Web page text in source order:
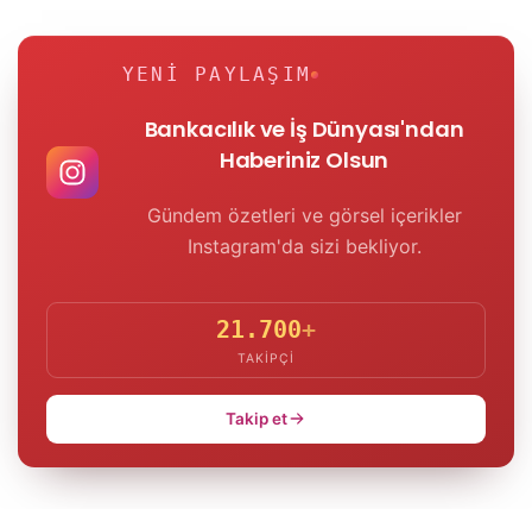
YENI PAYLAŞIM
Bankacılık ve İş Dünyası'ndan
Haberiniz Olsun
Gündem özetleri ve görsel içerikler
Instagram'da sizi bekliyor.
21.700+
TAKIPÇI
Takip et